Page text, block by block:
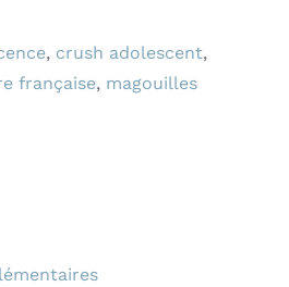
, crush adolescent,
française, magouilles